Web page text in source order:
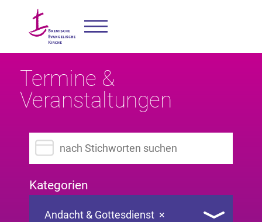
Termine &
Veranstaltungen
Suchbegriff eingeben
Kategorien
×
Andacht & Gottesdienst